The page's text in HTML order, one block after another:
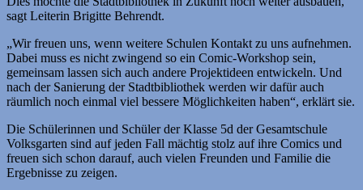
sagt Leiterin Brigitte Behrendt.
„Wir freuen uns, wenn weitere Schulen Kontakt zu uns aufnehmen.
Dabei muss es nicht zwingend so ein Comic-Workshop sein,
gemeinsam lassen sich auch andere Projektideen entwickeln. Und
nach der Sanierung der Stadtbibliothek werden wir dafür auch
räumlich noch einmal viel bessere Möglichkeiten haben“, erklärt sie.
Die Schülerinnen und Schüler der Klasse 5d der Gesamtschule
Volksgarten sind auf jeden Fall mächtig stolz auf ihre Comics und
freuen sich schon darauf, auch vielen Freunden und Familie die
Ergebnisse zu zeigen.